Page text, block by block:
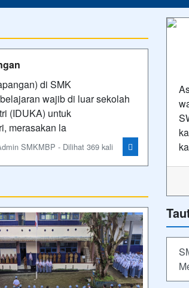
orang-orang yang telah mempersiapkan
di SMK
wajib di luar sekolah
(IDUKA) untuk
merasakan la
SMKMBP - Dilihat 369 kali